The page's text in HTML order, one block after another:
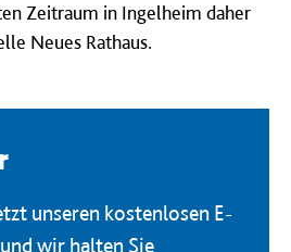
Zeitraum in Ingelheim daher
Neues Rathaus.
unseren kostenlosen E-
wir halten Sie